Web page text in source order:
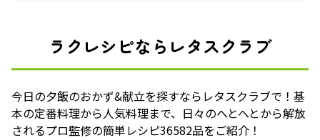
ラクレシピならレタスクラブ
今日の夕飯のおかず&献立を探すならレタスクラブで！基
本の定番料理から人気料理まで、日々のへとへとから解放
されるプロ監修の簡単レシピ36582品をご紹介！